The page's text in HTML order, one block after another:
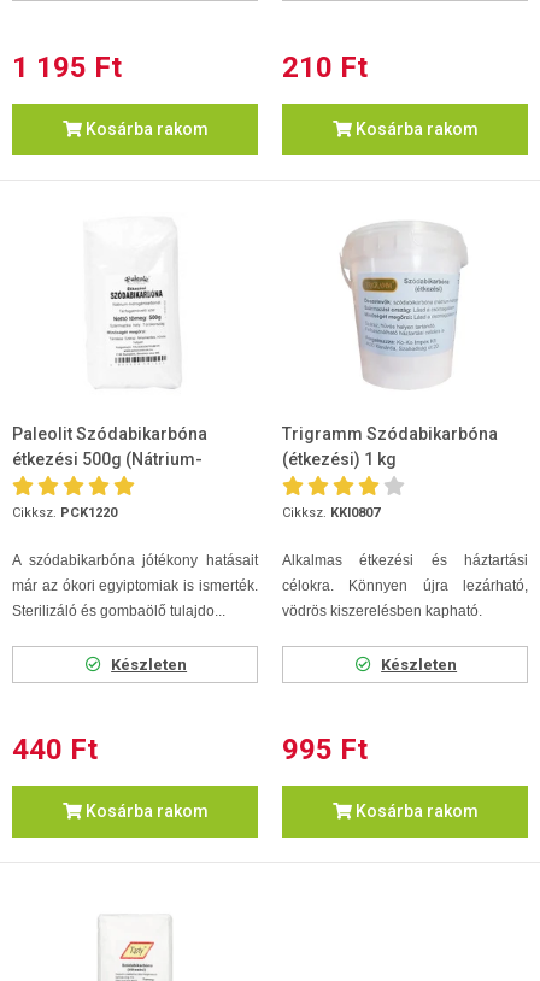
1 195 Ft
Kosárba rakom
210 Ft
Kosárba rakom
Paleolit Szódabikarbóna
étkezési 500g (Nátrium-
hidrogén-karbonát)
Cikksz. PCK1220
A szódabikarbóna jótékony hatásait
már az ókori egyiptomiak is ismerték.
Sterilizáló és gombaölő tulajdo...
Készleten
440 Ft
Kosárba rakom
Trigramm Szódabikarbóna
(étkezési) 1 kg
Cikksz. KKI0807
Alkalmas étkezési és háztartási
célokra. Könnyen újra lezárható,
vödrös kiszerelésben kapható.
Készleten
995 Ft
Kosárba rakom